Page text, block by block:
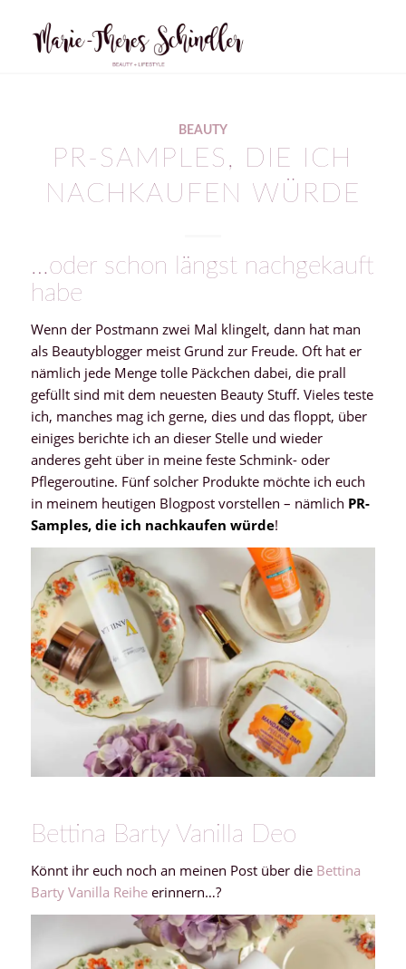
BEAUTY
PR-SAMPLES, DIE ICH
NACHKAUFEN WÜRDE
…oder schon längst nachgekauft
habe
Wenn der Postmann zwei Mal klingelt, dann hat man
als Beautyblogger meist Grund zur Freude. Oft hat er
nämlich jede Menge tolle Päckchen dabei, die prall
gefüllt sind mit dem neuesten Beauty Stuff. Vieles teste
ich, manches mag ich gerne, dies und das floppt, über
einiges berichte ich an dieser Stelle und wieder
anderes geht über in meine feste Schmink- oder
Pflegeroutine. Fünf solcher Produkte möchte ich euch
in meinem heutigen Blogpost vorstellen – nämlich PR-
Samples, die ich nachkaufen würde!
Bettina Barty Vanilla Deo
Könnt ihr euch noch an meinen Post über die Bettina
Barty Vanilla Reiheerinnern…?